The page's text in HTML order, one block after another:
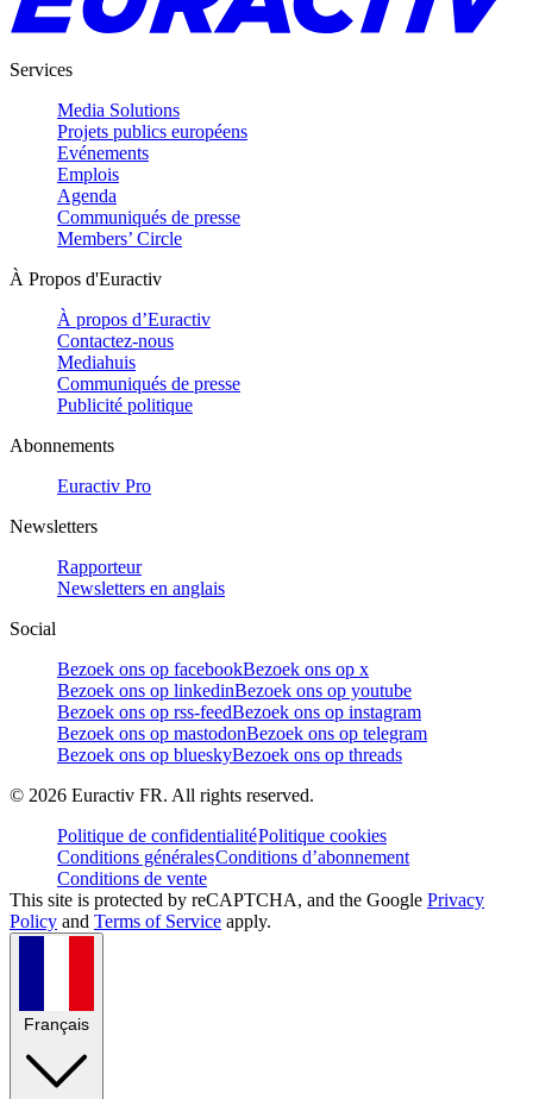
Services
Media Solutions
Projets publics européens
Evénements
Emplois
Agenda
Communiqués de presse
Members’ Circle
À Propos d'Euractiv
À propos d’Euractiv
Contactez-nous
Mediahuis
Communiqués de presse
Publicité politique
Abonnements
Euractiv Pro
Newsletters
Rapporteur
Newsletters en anglais
Social
Bezoek ons op facebookBezoek ons op x
Bezoek ons op linkedinBezoek ons op youtube
Bezoek ons op rss-feedBezoek ons op instagram
Bezoek ons op mastodonBezoek ons op telegram
Bezoek ons op blueskyBezoek ons op threads
© 2026 Euractiv FR. All rights reserved.
Politique de confidentialitéPolitique cookies
Conditions généralesConditions d’abonnement
Conditions de vente
This site is protected by reCAPTCHA, and the Google Privacy
Policy and Terms of Service apply.
Français